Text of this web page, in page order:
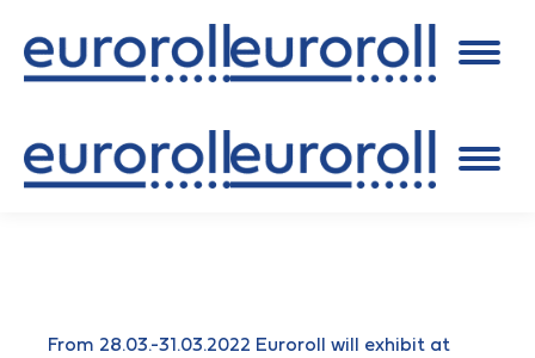
From 28.03.-31.03.2022 Euroroll will exhibit at